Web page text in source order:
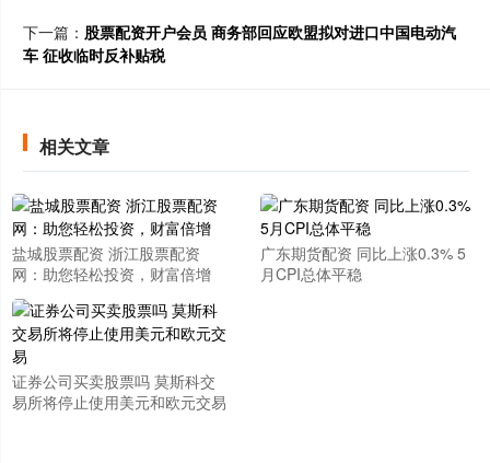
下一篇： 股票配资开户会员 商务部回应欧盟拟对进口中国电动汽
车 征收临时反补贴税
相关文章
盐城股票配资 浙江股票配资
网：助您轻松投资，财富倍增
广东期货配资 同比上涨0.3% 5
月CPI总体平稳
证券公司买卖股票吗 莫斯科交
易所将停止使用美元和欧元交易